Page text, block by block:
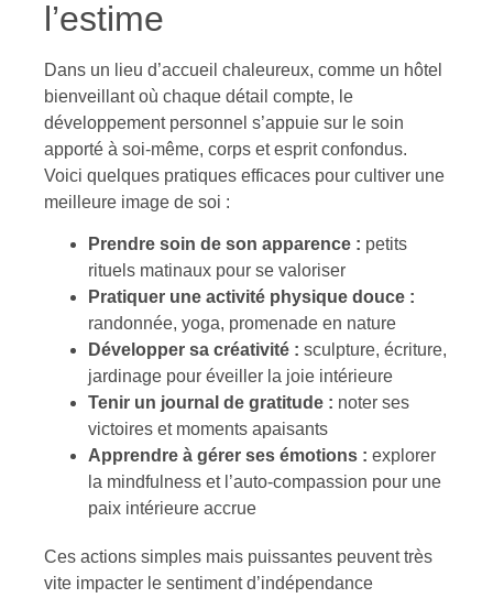
l’estime
Dans un lieu d’accueil chaleureux, comme un hôtel
bienveillant où chaque détail compte, le
développement personnel s’appuie sur le soin
apporté à soi-même, corps et esprit confondus.
Voici quelques pratiques efficaces pour cultiver une
meilleure image de soi :
Prendre soin de son apparence : petits
rituels matinaux pour se valoriser
Pratiquer une activité physique douce :
randonnée, yoga, promenade en nature
Développer sa créativité : sculpture, écriture,
jardinage pour éveiller la joie intérieure
Tenir un journal de gratitude : noter ses
victoires et moments apaisants
Apprendre à gérer ses émotions : explorer
la mindfulness et l’auto-compassion pour une
paix intérieure accrue
Ces actions simples mais puissantes peuvent très
vite impacter le sentiment d’indépendance